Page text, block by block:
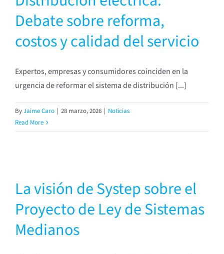
Debate sobre reforma,
costos y calidad del servicio
Expertos, empresas y consumidores coinciden en la
urgencia de reformar el sistema de distribución [...]
ByJaime Caro | 28 marzo, 2026 | Noticias
Read More
La visión de Systep sobre el
Proyecto de Ley de Sistemas
Medianos